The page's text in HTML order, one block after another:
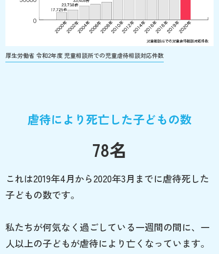
厚生労働省 令和2年度 児童相談所での児童虐待相談対応件数
虐待により死亡した子どもの数
78名
これは2019年4月から2020年3月までに虐待死した
子どもの数です。
私たちが何気なく過ごしている一週間の間に、一
人以上の子どもが虐待により亡くなっています。